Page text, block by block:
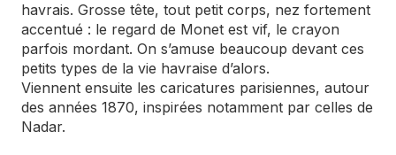
havrais. Grosse tête, tout petit corps, nez fortement
accentué : le regard de Monet est vif, le crayon
parfois mordant. On s’amuse beaucoup devant ces
petits types de la vie havraise d’alors.
Viennent ensuite les caricatures parisiennes, autour
des années 1870, inspirées notamment par celles de
Nadar.